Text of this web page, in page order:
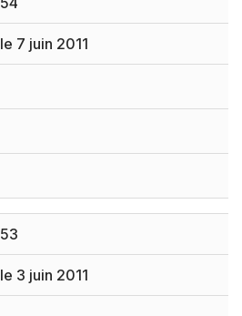
le 7 juin 2011
53
le 3 juin 2011